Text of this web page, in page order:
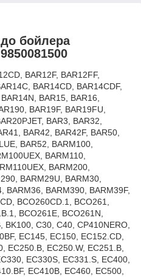
бойлера
BAR12F, BAR12FF,
BAR14CD, BAR14CDF,
BAR15, BAR16,
BAR19F, BAR19FU,
BAR3, BAR32,
BAR42, BAR42F, BAR50,
BAR52, BARM100,
BARM110,
BARM200,
BARM29U, BARM30,
BARM36, BARM390, BARM39F,
BCO260CD.1, BCO261,
BCO261E, BCO261N,
BK100, C30, C40, CP410NERO,
EC145, EC150, EC152.CD,
EC250.B, EC250.W, EC251.B,
EC330S, EC331.S, EC400,
EC410B, EC460, EC500,